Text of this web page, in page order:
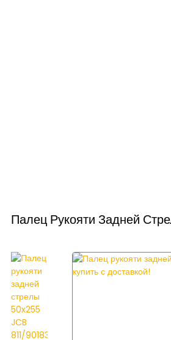
Палец Рукояти Задней